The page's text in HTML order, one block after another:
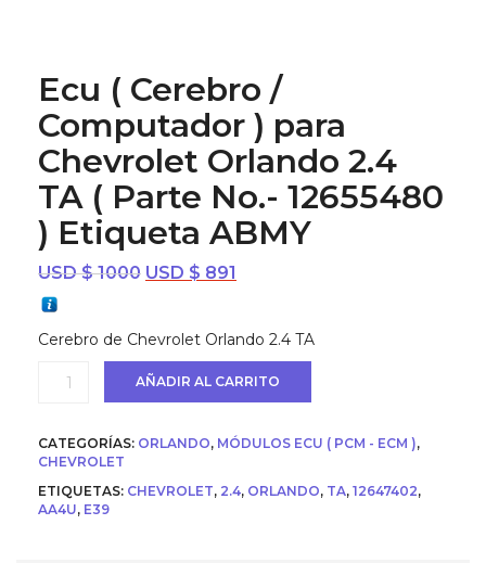
Ecu ( Cerebro /
Computador ) para
Chevrolet Orlando 2.4
TA ( Parte No.- 12655480
) Etiqueta ABMY
USD $1000 El
era:
USD
$ 1000.
USD $ 891
es:
USD
$ 891.
Cerebro de Chevrolet Orlando 2.4 TA
/
Computador
para
Chevrolet
AÑADIR AL CARRITO
CATEGORÍAS: ORLANDO, MÓDULOS ECU ( PCM - ECM ),
CHEVROLET
ETIQUETAS: CHEVROLET, 2.4, ORLANDO, TA, 12647402,
AA4U, E39